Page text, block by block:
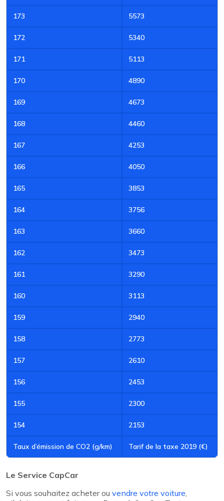
173 5573
172 5340
171 5113
170 4890
169 4673
168 4460
167 4253
166 4050
165 3853
164 3756
163 3660
162 3473
161 3290
160 3113
159 2940
158 2773
157 2610
156 2453
155 2300
154 2153
Taux d’émission de CO2 (g/km) Tarif de la taxe 2019 (€)
Le Service CapCar
Si vous souhaitez acheter ou vendre votre voiture,